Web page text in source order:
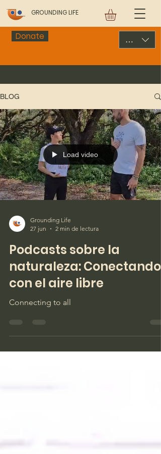
GROUNDING LIFE
Donate USD ($)
BLOG
Load video
Grounding Life
27 jun
2 min de lectura
Podcasts sobre la
naturaleza: Conectando
con el aire libre
Connecting to all